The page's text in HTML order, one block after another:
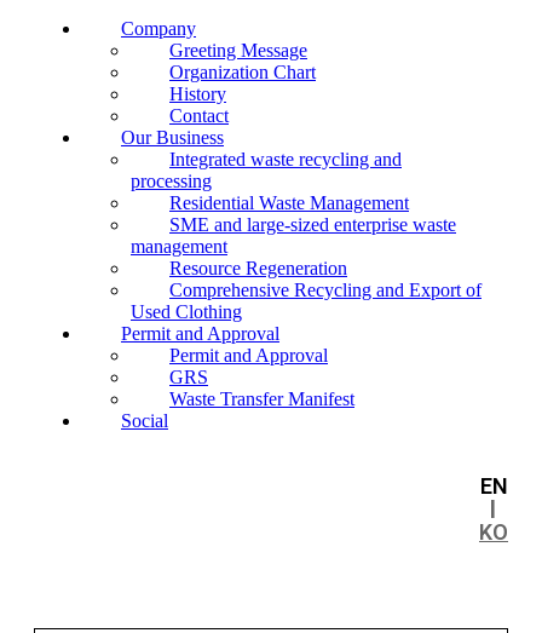
Company
Greeting Message
Organization Chart
History
Contact
Our Business
Integrated waste recycling and
processing
Residential Waste Management
SME and large-sized enterprise waste
management
Resource Regeneration
Comprehensive Recycling and Export of
Used Clothing
Permit and Approval
Permit and Approval
GRS
Waste Transfer Manifest
Social
EN
l
KO